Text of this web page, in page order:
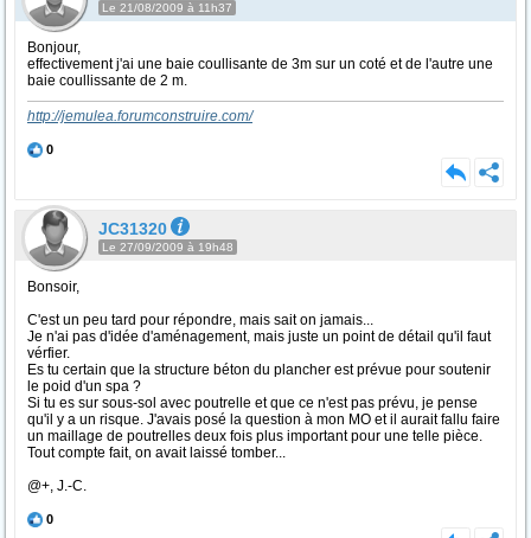
Le 21/08/2009 à 11h37
Bonjour,
effectivement j'ai une baie coullisante de 3m sur un coté et de l'autre une
baie coullissante de 2 m.
http://jemulea.forumconstruire.com/
0
JC31320
Le 27/09/2009 à 19h48
Bonsoir,
C'est un peu tard pour répondre, mais sait on jamais...
Je n'ai pas d'idée d'aménagement, mais juste un point de détail qu'il faut
vérfier.
Es tu certain que la structure béton du plancher est prévue pour soutenir
le poid d'un spa ?
Si tu es sur sous-sol avec poutrelle et que ce n'est pas prévu, je pense
qu'il y a un risque. J'avais posé la question à mon MO et il aurait fallu faire
un maillage de poutrelles deux fois plus important pour une telle pièce.
Tout compte fait, on avait laissé tomber...
@+, J.-C.
0